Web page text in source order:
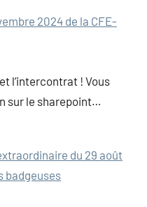
2024 de la CFE-
l’intercontrat ! Vous
sur le sharepoint…
du 29 août
badgeuses